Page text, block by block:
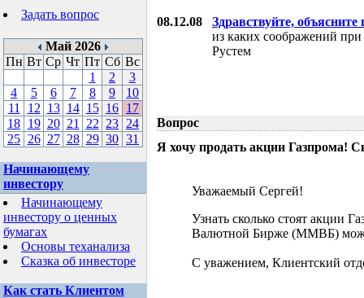
Задать вопрос
Май 2026
Пн Вт Ср Чт Пт Сб Вс
1
2
3
4
5 6 7 8 9
10
11
12 13 14 15 16 17
18 19 20 21 22 23 24
25 26 27 28 29 30 31
Начинающему
инвестору
Начинающему
инвестору о ценных
бумагах
Основы теханализа
Сказка об инвесторе
Как стать Клиентом
08.12.08
Здравствуйте, объясните
из каких соображений
Рустем
Вопрос
Я хочу продать акции Газпрома!
Уважаемый Сергей!
Узнать сколько стоят акции
Валютной Бирже (ММВБ)
С уважением, Клиентский